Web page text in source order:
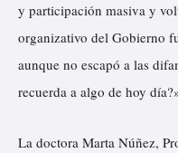
y participación masiva y
organizativo del Gobierno
aunque no escapó a las
recuerda a algo de hoy
La doctora Marta Núñez,